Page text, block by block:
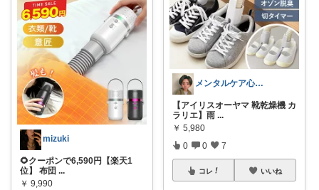
mizuki
🌻クーポンで6,590円【楽天1
位】 布団 ...
￥ 9,990
メンタルケア心理専門士 ぽん
【アイリスオーヤマ 靴乾燥機 カ
ラリエ】雨 ...
￥ 5,980
0 0 7
コレ いいね